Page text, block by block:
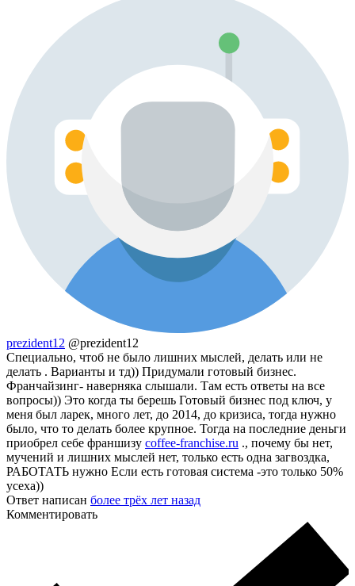
prezident12 @prezident12
Специально, чтоб не было лишних мыслей, делать или не
делать . Варианты и тд)) Придумали готовый бизнес.
Франчайзинг- наверняка слышали. Там есть ответы на все
вопросы)) Это когда ты берешь Готовый бизнес под ключ, у
меня был ларек, много лет, до 2014, до кризиса, тогда нужно
было, что то делать более крупное. Тогда на последние деньги
приобрел себе франшизу coffee-franchise.ru ., почему бы нет,
мучений и лишних мыслей нет, только есть одна загвоздка,
РАБОТАТЬ нужно Если есть готовая система -это только 50%
усеха))
Ответ написан более трёх лет назад
Комментировать